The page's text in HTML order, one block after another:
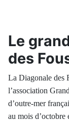
Le
des
La Diagonale des
l’association
d’outre-mer
au mois d’octobre